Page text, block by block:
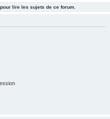
e
lire les sujets de ce forum.